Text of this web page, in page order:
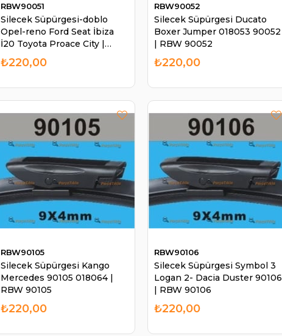
Silecek Süpürgesi-doblo
Opel-reno Ford Seat İbiza
İ20 Toyota Proace City |
RBW 90051
RBW90051
₺220,00
Silecek Süpürgesi Ducato
Boxer Jumper 018053 90052
| RBW 90052
RBW90052
₺220,00
Silecek Süpürgesi Kango
Mercedes 90105 018064 |
RBW 90105
RBW90105
₺220,00
Silecek Süpürgesi Symbol 3
Logan 2- Dacia Duster 90106
| RBW 90106
RBW90106
₺220,00